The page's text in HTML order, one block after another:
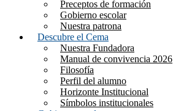
Preceptos de formación
Gobierno escolar
Nuestra patrona
Descubre el Cema
Nuestra Fundadora
Manual de convivencia 2026
Filosofía
Perfil del alumno
Horizonte Institucional
Símbolos institucionales